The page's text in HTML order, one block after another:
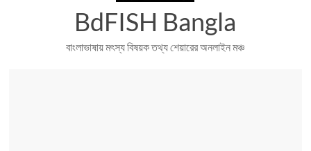
BdFISH Bangla
বাংলাভাষায় মৎস্য বিষয়ক তথ্য শেয়ারের অনলাইন মঞ্চ